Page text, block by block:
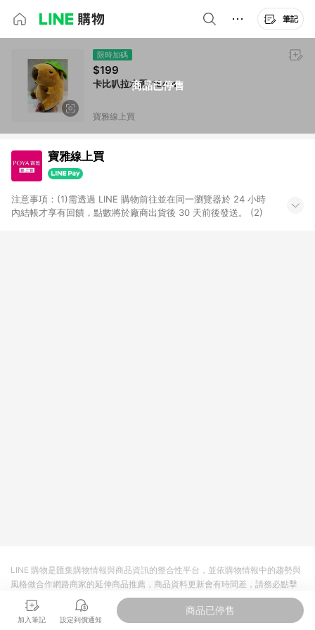
筆記
商品已停售
限時加碼
$199
卡比叭拉水豚-18cm
寶雅線上買
寶雅線上買
注意事項：(1)需透過 LINE 購物前往並在同一瀏覽器於 24 小時
內結帳才享有回饋，點數將於廠商出貨後 30 天前後發送。 (2)
加入筆記 設定到價通知
商品已停售
LINE 購物是匯集購物情報與商品資訊的整合性平台，並依購物情報中的趨勢與
風格做合作網路商家的延伸商品推薦，商品資料更新會有時間差，請務必點擊
商品至各合作網路商家，確認現售價與購物條件，一切資訊以合作廠商網頁為
準。